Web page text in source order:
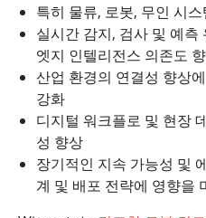
특히 물류, 로봇, 무인 시
실시간 감지, 검사 및 예
엣지 인텔리전스 의존도
산업 환경의 연결성 향상
강화
디지털 워크플로 및 현장
성 향상
장기적인 지속 가능성 및
계 및 배포 전략에 영향을